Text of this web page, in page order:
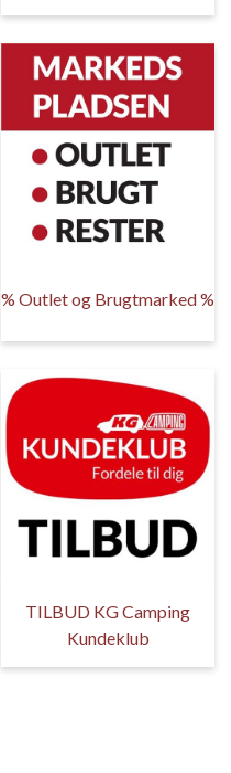
% Outlet og Brugtmarked %
TILBUD KG Camping
Kundeklub